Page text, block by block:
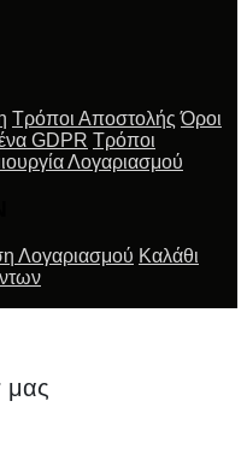
Τρόποι Αποστολής Όροι
GDPR Τρόποι
Λογαριασμού
Λογαριασμού Καλάθι
μας